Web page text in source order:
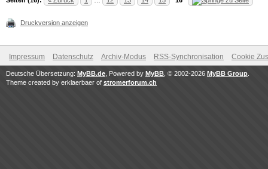
Druckversion anzeigen
Impressum Datenschutz Archiv-Modus RSS-Synchronisation Cookie
Deutsche Übersetzung: MyBB.de , Powered by MyBB , © 2002-2026 MyBB Group
Theme created by erklaerbaer of stromerforum.ch